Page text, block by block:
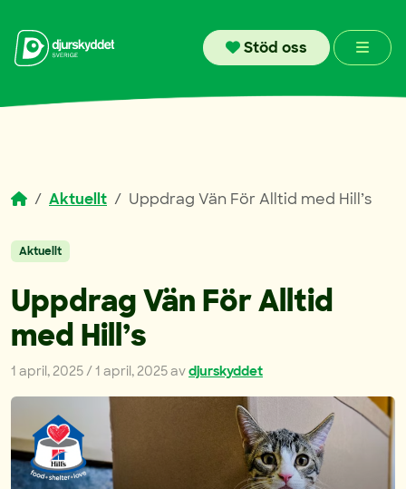
Stöd oss Menu
Aktuellt Uppdrag Vän För Alltid med Hill’s
Aktuellt
Uppdrag Vän För Alltid
med Hill’s
1 april, 2025/1 april, 2025avdjurskyddet